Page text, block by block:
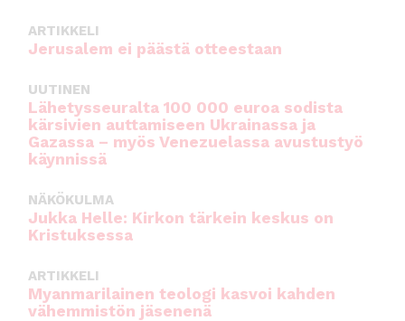
ARTIKKELI
Jerusalem ei päästä otteestaan
UUTINEN
Lähetysseuralta 100 000 euroa sodista
kärsivien auttamiseen Ukrainassa ja
Gazassa – myös Venezuelassa avustustyö
käynnissä
NÄKÖKULMA
Jukka Helle: Kirkon tärkein keskus on
Kristuksessa
ARTIKKELI
Myanmarilainen teologi kasvoi kahden
vähemmistön jäsenenä